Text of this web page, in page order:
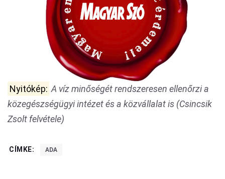
Nyitókép: A víz minőségét rendszeresen ellenőrzi a
közegészségügyi intézet és a közvállalat is (Csincsik
Zsolt felvétele)
CÍMKE: ADA